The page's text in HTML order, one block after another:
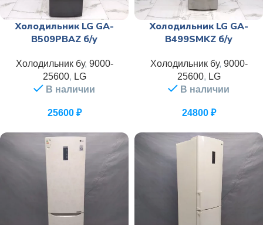
Холодильник LG GA-
B509PBAZ б/у
Холодильник бу, 9000-
25600, LG
В наличии
25600 ₽
Холодильник LG GA-
B499SMKZ б/у
Холодильник бу, 9000-
25600, LG
В наличии
24800 ₽